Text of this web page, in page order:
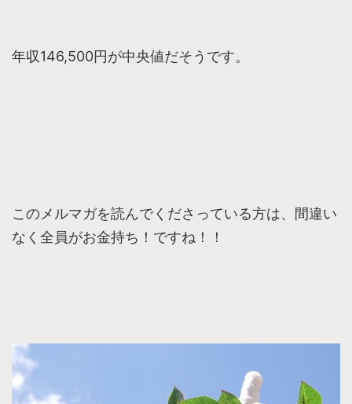
年収146,500円が中央値だそうです。
このメルマガを読んでくださっている方は、間違い
なく全員がお金持ち！ですね！！